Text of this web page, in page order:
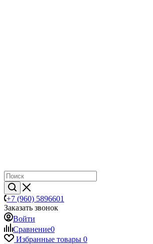
+7 (960) 5896601
Заказать звонок
Войти
Сравнение0
Избранные товары 0